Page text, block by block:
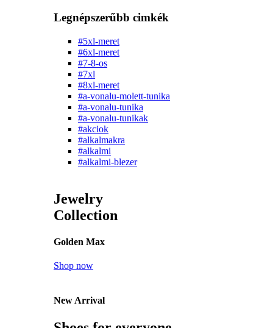
Legnépszerűbb cimkék
#5xl-meret
#6xl-meret
#7-8-os
#7xl
#8xl-meret
#a-vonalu-molett-tunika
#a-vonalu-tunika
#a-vonalu-tunikak
#akciok
#alkalmakra
#alkalmi
#alkalmi-blezer
Jewelry
Collection
Golden Max
Shop now
New Arrival